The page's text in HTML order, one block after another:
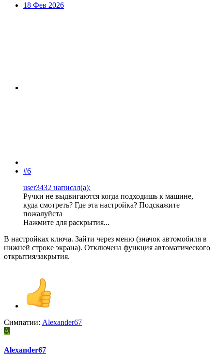
18 Фев 2026
#6
user3432 написал(а):
Ручки не выдвигаются когда подходишь к машине,
куда смотреть? Где эта настройка? Подскажите
пожалуйста
Нажмите для раскрытия...
В настройках ключа. Зайти через меню (значок автомобиля в
нижней строке экрана). Отключена функция автоматического
открытия/закрытия.
Симпатии: Alexander67
A
Alexander67